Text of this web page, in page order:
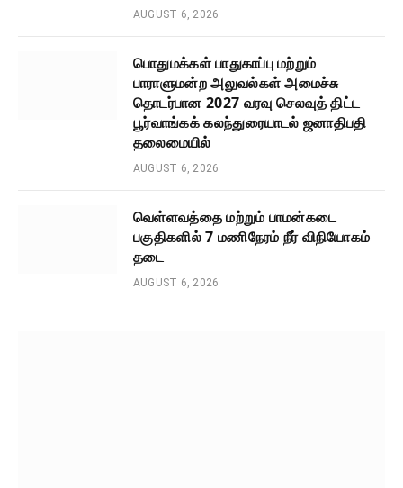
AUGUST 6, 2026
பொதுமக்கள் பாதுகாப்பு மற்றும்
பாராளுமன்ற அலுவல்கள் அமைச்சு
தொடர்பான 2027 வரவு செலவுத் திட்ட
பூர்வாங்கக் கலந்துரையாடல் ஜனாதிபதி
தலைமையில்
AUGUST 6, 2026
வெள்ளவத்தை மற்றும் பாமன்கடை
பகுதிகளில் 7 மணிநேரம் நீர் விநியோகம்
தடை
AUGUST 6, 2026